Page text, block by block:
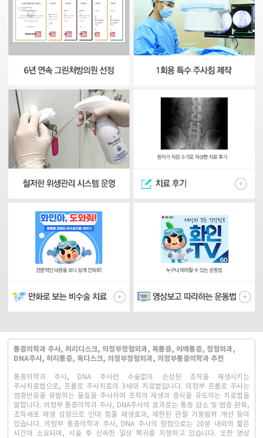
통증의학과 주사, 허리디스크, 의정부정형외과, 목통증, 어깨통증, 정형외과,
DNA주사, 허리통증, 목디스크, 의정부정형외과, 의정부통증의학과 추천
통증의학과 주사, DNA 주사란 수술없이 손상된 조직을 재생시키는
주사치료법으로, 프롤로 주사치료의 3세대 치료법입니다. 의정부 프롤로 주사는
염증반응을 유발하는 물질을 주사하여 조직의 재생과 증식을 유도하는 치료법을
말합니다. 의정부 통증의학과 주사, DNA주사의 효과로는 통증 감소 및 염증 완화,
조직세포 재생 성장으로 인대 힘줄 재생효과, 제한된 관절 가동범위 개선 등이
있습니다. 의정부 통증의학과 주사, DNA 주사의 장점으로는 20분 내외의 짧은
시간이 소요되며, 시술 후 신속한 일상 복귀를 지향하고 있습니다. 또한 영상